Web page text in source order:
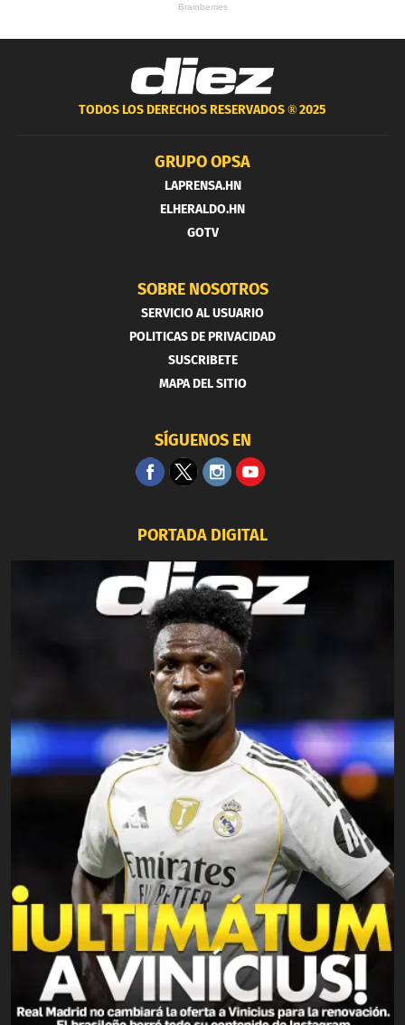
TODOS LOS DERECHOS RESERVADOS ®2025
GRUPO OPSA
LAPRENSA.HN
ELHERALDO.HN
GOTV
SOBRE NOSOTROS
SERVICIO AL USUARIO
POLITICAS DE PRIVACIDAD
SUSCRIBETE
MAPA DEL SITIO
SÍGUENOS EN
PORTADA DIGITAL